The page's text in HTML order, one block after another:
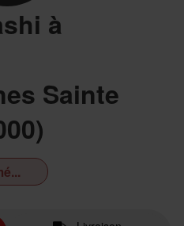
à
Sainte